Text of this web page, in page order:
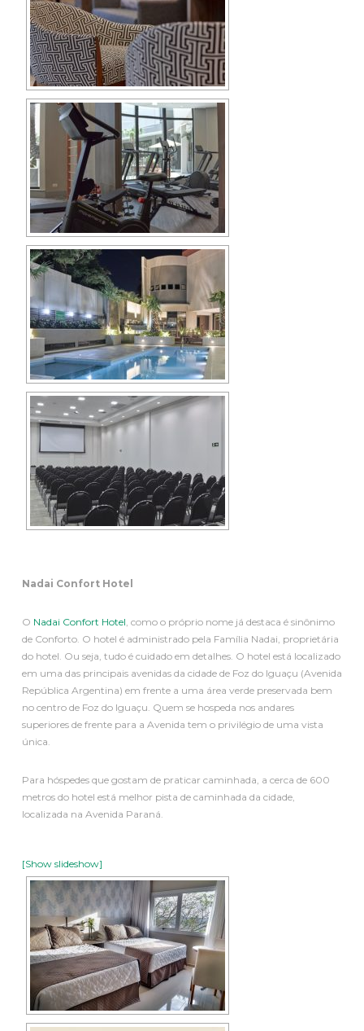
Nadai Confort Hotel
O Nadai Confort Hotel , como o próprio nome já destaca é sinônimo
de Conforto. O hotel é administrado pela Família Nadai, proprietária
do hotel. Ou seja, tudo é cuidado em detalhes. O hotel está localizado
em uma das principais avenidas da cidade de Foz do Iguaçu (Avenida
República Argentina) em frente a uma área verde preservada bem
no centro de Foz do Iguaçu. Quem se hospeda nos andares
superiores de frente para a Avenida tem o privilégio de uma vista
única.
Para hóspedes que gostam de praticar caminhada, a cerca de 600
metros do hotel está melhor pista de caminhada da cidade,
localizada na Avenida Paraná.
[Show slideshow]